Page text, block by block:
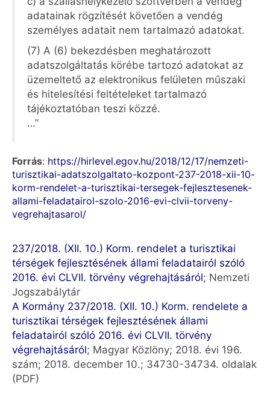
adatainak rögzítését követően a vendég
személyes adatait nem tartalmazó adatokat.
(7) A (6) bekezdésben meghatározott
adatszolgáltatás körébe tartozó adatokat az
üzemeltető az elektronikus felületen műszaki
és hitelesítési feltételeket tartalmazó
tájékoztatóban teszi közzé.
…”
Forrás: https://hirlevel.egov.hu/2018/12/17/nemzeti-
turisztikai-adatszolgaltato-kozpont-237-2018-xii-10-
korm-rendelet-a-turisztikai-tersegek-fejlesztesenek-
allami-feladatairol-szolo-2016-evi-clvii-torveny-
vegrehajtasarol/
237/2018. (XII. 10.) Korm. rendelet a turisztikai
térségek fejlesztésének állami feladatairól szóló
2016. évi CLVII. törvény végrehajtásáról; Nemzeti
Jogszabálytár
A Kormány 237/2018. (XII. 10.) Korm. rendelete a
turisztikai térségek fejlesztésének állami
feladatairól szóló 2016. évi CLVII. törvény
végrehajtásáról; Magyar Közlöny; 2018. évi 196.
szám; 2018. december 10.; 34730-34734. oldalak
(PDF)